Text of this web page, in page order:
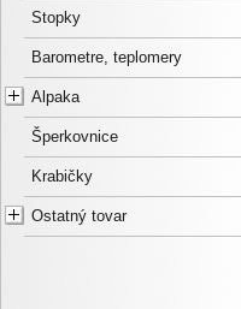
Stopky
Barometre, teplomery
Alpaka
Šperkovnice
Krabičky
Ostatný tovar